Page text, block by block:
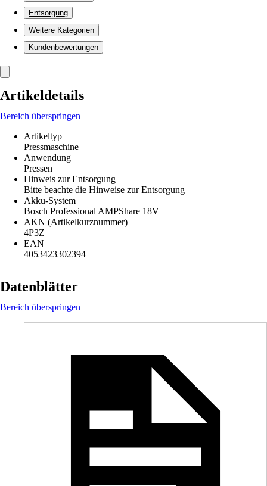
Entsorgung
Weitere Kategorien
Kundenbewertungen
Artikeldetails
Bereich überspringen
Artikeltyp
Pressmaschine
Anwendung
Pressen
Hinweis zur Entsorgung
Bitte beachte die Hinweise zur Entsorgung
Akku-System
Bosch Professional AMPShare 18V
AKN (Artikelkurznummer)
4P3Z
EAN
4053423302394
Datenblätter
Bereich überspringen